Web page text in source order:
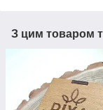
З цим товаром